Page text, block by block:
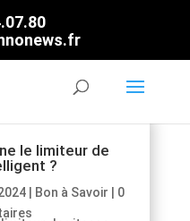
le limiteur de
?
Bon à Savoir
0